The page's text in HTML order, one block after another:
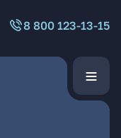
8 800 123-13-15